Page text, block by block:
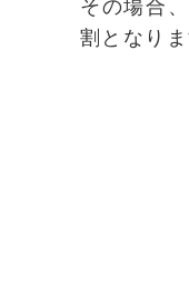
その場合
割となり